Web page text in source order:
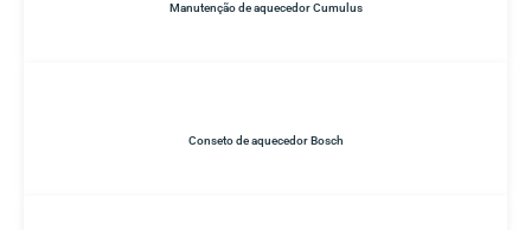
Manutenção de aquecedor Cumulus
Conseto de aquecedor Bosch